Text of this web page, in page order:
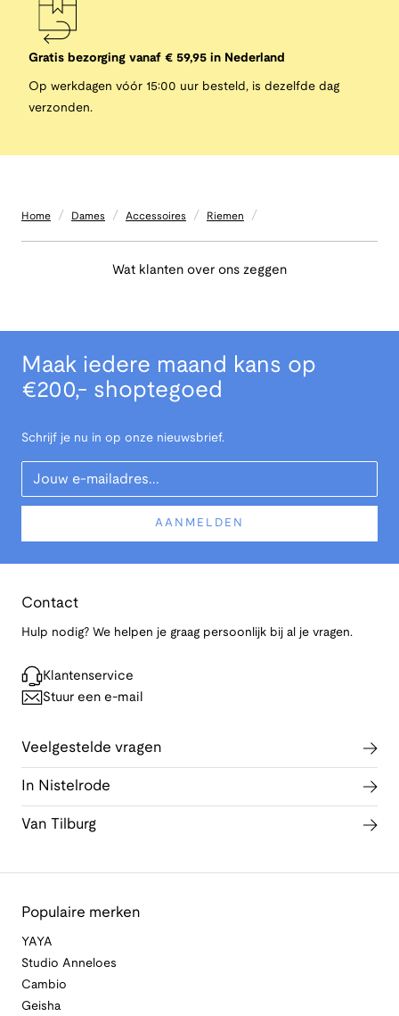
Gratis bezorging vanaf € 59,95 in Nederland
Op werkdagen vóór 15:00 uur besteld, is dezelfde dag
verzonden.
Home / Dames / Accessoires / Riemen /
Wat klanten over ons zeggen
Maak iedere maand kans op
€200,- shoptegoed
Schrijf je nu in op onze nieuwsbrief.
Your Email
AANMELDEN
Contact
Hulp nodig? We helpen je graag persoonlijk bij al je vragen.
Klantenservice
Stuur een e-mail
Veelgestelde vragen
In Nistelrode
Van Tilburg
Populaire merken
YAYA
Studio Anneloes
Cambio
Geisha